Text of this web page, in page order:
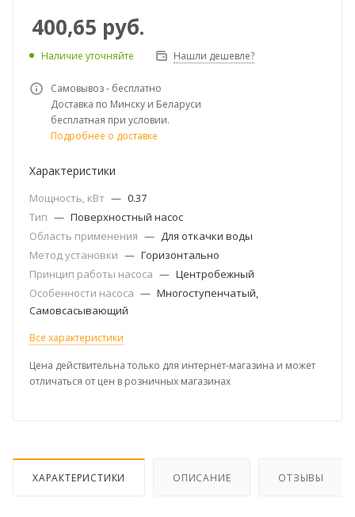
400,65 руб.
Наличие уточняйте Нашли дешевле?
Самовывоз - бесплатно
Доставка по Минску и Беларуси
бесплатная при условии.
Подробнее о доставке
Характеристики
Мощность, кВт — 0.37
Тип — Поверхностный насос
Область применения — Для откачки воды
Метод установки — Горизонтально
Принцип работы насоса — Центробежный
Особенности насоса — Многоступенчатый,
Самовсасывающий
Все характеристики
Цена действительна только для интернет-магазина и может
отличаться от цен в розничных магазинах
ХАРАКТЕРИСТИКИ ОПИСАНИЕ ОТЗЫВЫ